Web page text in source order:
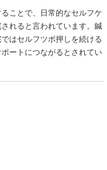
ことで、日常的なセルフケ
れると言われています。鍼
はセルフツボ押しを続ける
ートにつながるとされてい